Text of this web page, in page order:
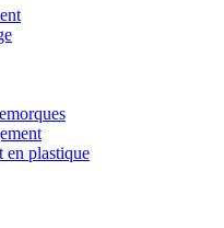
en plastique